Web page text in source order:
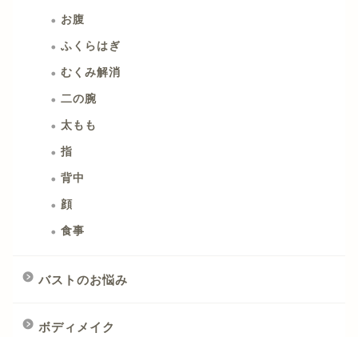
お腹
ふくらはぎ
むくみ解消
二の腕
太もも
指
背中
顔
食事
バストのお悩み
ボディメイク